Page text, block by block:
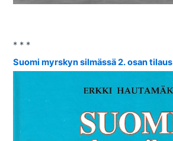
* * *
Suomi myrskyn silmässä 2. osan tilaus